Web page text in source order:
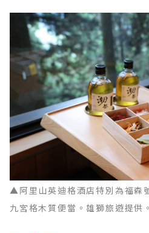
▲阿里山英迪格酒店特別為福森
九宮格木質便當。雄獅旅遊提供。